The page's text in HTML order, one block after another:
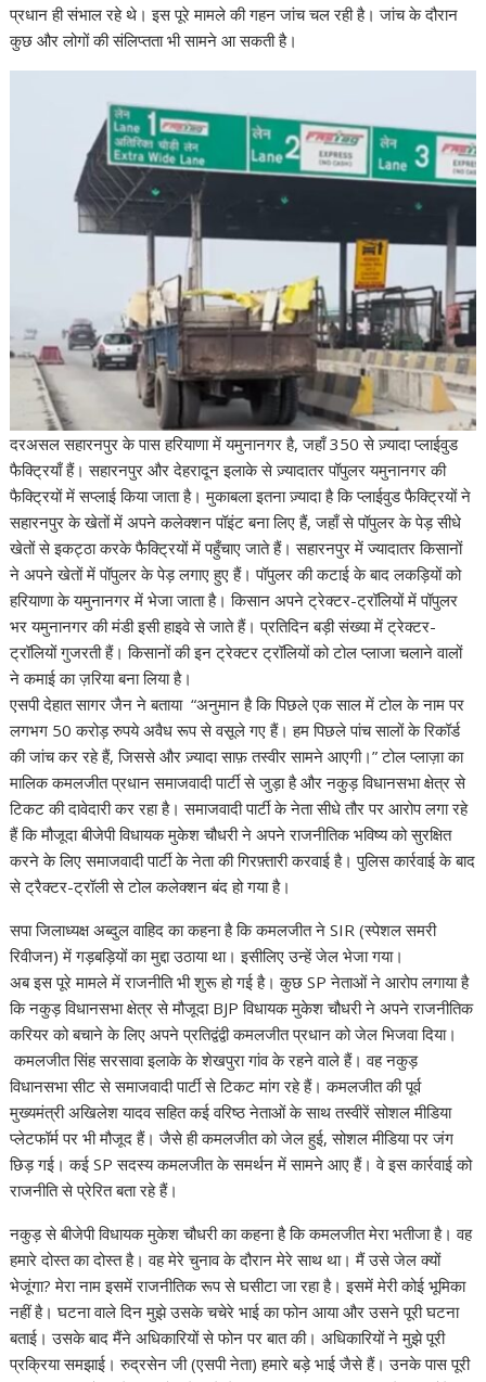
प्रधान ही संभाल रहे थे। इस पूरे मामले की गहन जांच चल रही है। जांच के दौरान
कुछ और लोगों की संलिप्तता भी सामने आ सकती है।
दरअसल सहारनपुर के पास हरियाणा में यमुनानगर है, जहाँ 350 से ज़्यादा प्लाईवुड
फैक्ट्रियाँ हैं। सहारनपुर और देहरादून इलाके से ज़्यादातर पॉपुलर यमुनानगर की
फैक्ट्रियों में सप्लाई किया जाता है। मुकाबला इतना ज़्यादा है कि प्लाईवुड फैक्ट्रियों ने
सहारनपुर के खेतों में अपने कलेक्शन पॉइंट बना लिए हैं, जहाँ से पॉपुलर के पेड़ सीधे
खेतों से इकट्ठा करके फैक्ट्रियों में पहुँचाए जाते हैं। सहारनपुर में ज्यादातर किसानों
ने अपने खेतों में पॉपुलर के पेड़ लगाए हुए हैं। पॉपुलर की कटाई के बाद लकड़ियों को
हरियाणा के यमुनानगर में भेजा जाता है। किसान अपने ट्रेक्टर-ट्रॉलियों में पॉपुलर
भर यमुनानगर की मंडी इसी हाइवे से जाते हैं। प्रतिदिन बड़ी संख्या में ट्रेक्टर-
ट्रॉलियों गुजरती हैं। किसानों की इन ट्रेक्टर ट्रॉलियों को टोल प्लाजा चलाने वालों
ने कमाई का ज़रिया बना लिया है।
एसपी देहात सागर जैन ने बताया “अनुमान है कि पिछले एक साल में टोल के नाम पर
लगभग 50 करोड़ रुपये अवैध रूप से वसूले गए हैं। हम पिछले पांच सालों के रिकॉर्ड
की जांच कर रहे हैं, जिससे और ज़्यादा साफ़ तस्वीर सामने आएगी।” टोल प्लाज़ा का
मालिक कमलजीत प्रधान समाजवादी पार्टी से जुड़ा है और नकुड़ विधानसभा क्षेत्र से
टिकट की दावेदारी कर रहा है। समाजवादी पार्टी के नेता सीधे तौर पर आरोप लगा रहे
हैं कि मौजूदा बीजेपी विधायक मुकेश चौधरी ने अपने राजनीतिक भविष्य को सुरक्षित
करने के लिए समाजवादी पार्टी के नेता की गिरफ़्तारी करवाई है। पुलिस कार्रवाई के बाद
से ट्रैक्टर-ट्रॉली से टोल कलेक्शन बंद हो गया है।
सपा जिलाध्यक्ष अब्दुल वाहिद का कहना है कि कमलजीत ने SIR (स्पेशल समरी
रिवीजन) में गड़बड़ियों का मुद्दा उठाया था। इसीलिए उन्हें जेल भेजा गया।
अब इस पूरे मामले में राजनीति भी शुरू हो गई है। कुछ SP नेताओं ने आरोप लगाया है
कि नकुड़ विधानसभा क्षेत्र से मौजूदा BJP विधायक मुकेश चौधरी ने अपने राजनीतिक
करियर को बचाने के लिए अपने प्रतिद्वंद्वी कमलजीत प्रधान को जेल भिजवा दिया।
कमलजीत सिंह सरसावा इलाके के शेखपुरा गांव के रहने वाले हैं। वह नकुड़
विधानसभा सीट से समाजवादी पार्टी से टिकट मांग रहे हैं। कमलजीत की पूर्व
मुख्यमंत्री अखिलेश यादव सहित कई वरिष्ठ नेताओं के साथ तस्वीरें सोशल मीडिया
प्लेटफॉर्म पर भी मौजूद हैं। जैसे ही कमलजीत को जेल हुई, सोशल मीडिया पर जंग
छिड़ गई। कई SP सदस्य कमलजीत के समर्थन में सामने आए हैं। वे इस कार्रवाई को
राजनीति से प्रेरित बता रहे हैं।
नकुड़ से बीजेपी विधायक मुकेश चौधरी का कहना है कि कमलजीत मेरा भतीजा है। वह
हमारे दोस्त का दोस्त है। वह मेरे चुनाव के दौरान मेरे साथ था। मैं उसे जेल क्यों
भेजूंगा? मेरा नाम इसमें राजनीतिक रूप से घसीटा जा रहा है। इसमें मेरी कोई भूमिका
नहीं है। घटना वाले दिन मुझे उसके चचेरे भाई का फोन आया और उसने पूरी घटना
बताई। उसके बाद मैंने अधिकारियों से फोन पर बात की। अधिकारियों ने मुझे पूरी
प्रक्रिया समझाई। रुद्रसेन जी (एसपी नेता) हमारे बड़े भाई जैसे हैं। उनके पास पूरी